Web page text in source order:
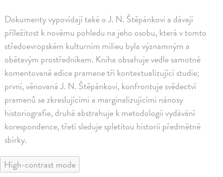
Dokumenty vypovídají také o J. N. Štěpánkovi a dávají
příležitost k novému pohledu na jeho osobu, která v tomto
středoevropském kulturním milieu byla významným a
obětavým prostředníkem. Kniha obsahuje vedle samotné
komentované edice pramene tři kontextualizující studie;
první, věnovaná J. N. Štěpánkovi, konfrontuje svědectví
pramenů se zkreslujícími a marginalizujícími nánosy
historiografie, druhá abstrahuje k metodologii vydávání
korespondence, třetí sleduje spletitou historii předmětné
sbírky.
High-contrast mode